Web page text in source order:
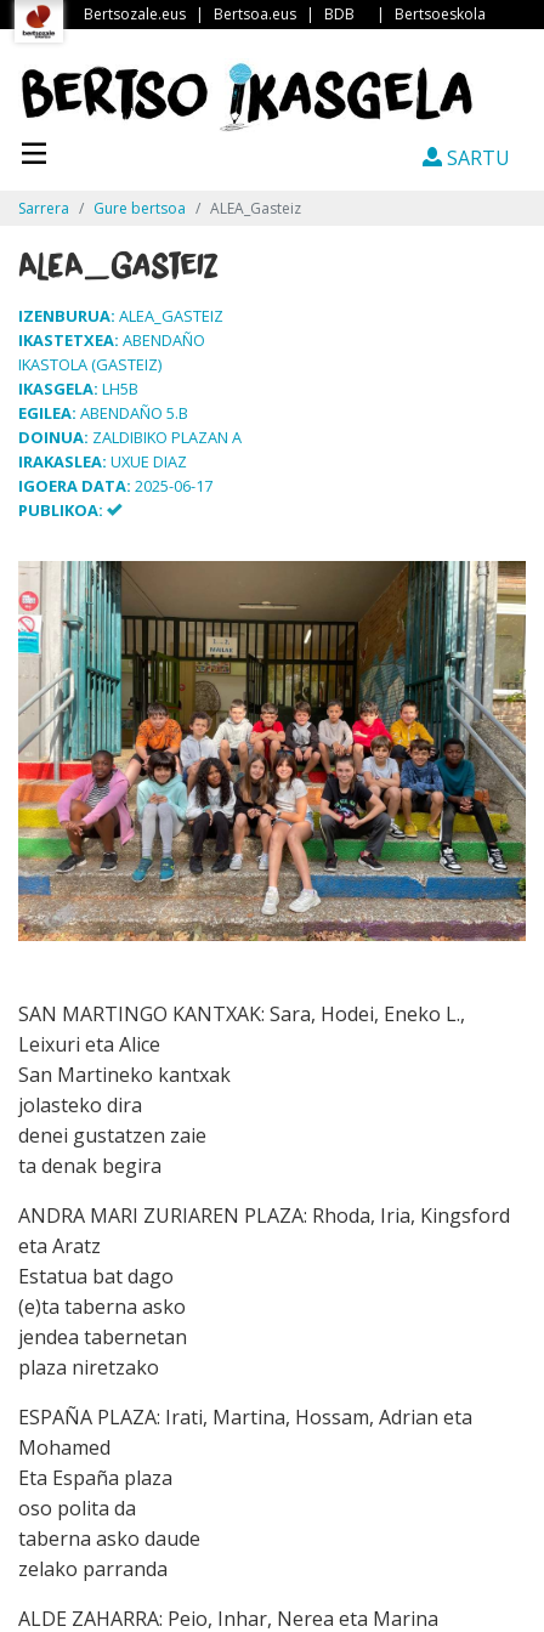
Bertsozale.eus | Bertsoa.eus | BDB | Bertsoeskola
SARTU
Sarrera Gure bertsoa ALEA_Gasteiz
ALEA_Gasteiz
IZENBURUA: ALEA_GASTEIZ
IKASTETXEA: ABENDAÑO
IKASTOLA (GASTEIZ)
IKASGELA: LH5B
EGILEA: ABENDAÑO 5.B
DOINUA: ZALDIBIKO PLAZAN A
IRAKASLEA: UXUE DIAZ
IGOERA DATA: 2025-06-17
PUBLIKOA:
SAN MARTINGO KANTXAK: Sara, Hodei, Eneko L.,
Leixuri eta Alice
San Martineko kantxak
jolasteko dira
denei gustatzen zaie
ta denak begira
ANDRA MARI ZURIAREN PLAZA: Rhoda, Iria, Kingsford
eta Aratz
Estatua bat dago
(e)ta taberna asko
jendea tabernetan
plaza niretzako
ESPAÑA PLAZA: Irati, Martina, Hossam, Adrian eta
Mohamed
Eta España plaza
oso polita da
taberna asko daude
zelako parranda
ALDE ZAHARRA: Peio, Inhar, Nerea eta Marina